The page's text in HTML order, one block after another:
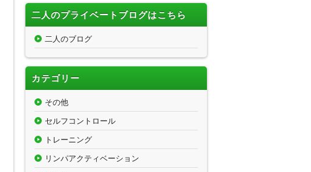
二人のプライベートブログはこちら
二人のブログ
カテゴリー
その他
セルフコントロール
トレーニング
リンパアクティベーション